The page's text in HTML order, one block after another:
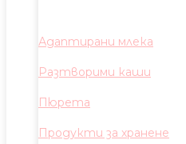
Адаптирани млека
Разтворими каши
Пюрета
Продукти за хранене